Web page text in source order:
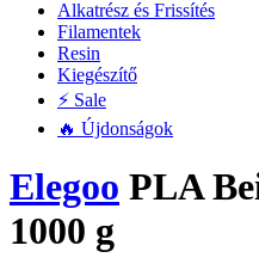
Alkatrész és Frissítés
Filamentek
Resin
Kiegészítő
⚡ Sale
🔥 Újdonságok
Elegoo PLA
1000 g